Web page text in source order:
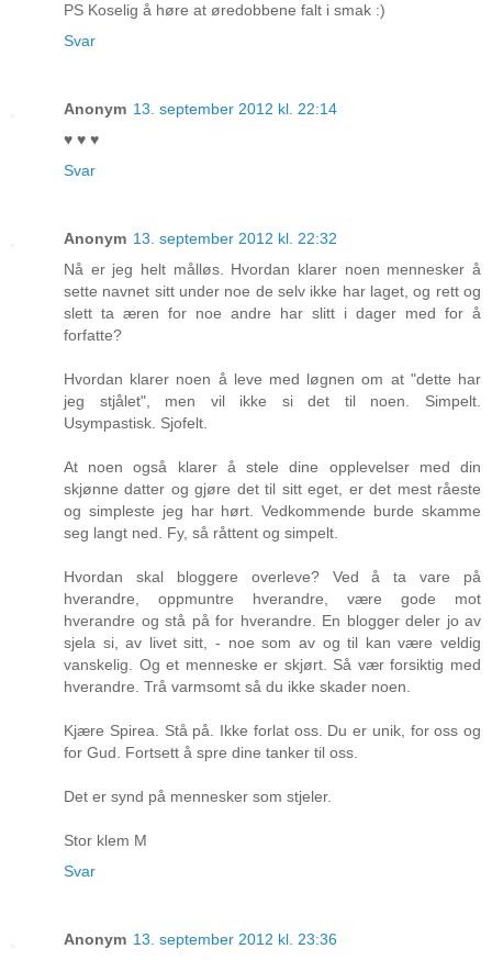
PS Koselig å høre at øredobbene falt i smak :)
Svar
Anonym 13. september 2012 kl. 22:14
♥ ♥ ♥
Svar
Anonym 13. september 2012 kl. 22:32
Nå er jeg helt målløs. Hvordan klarer noen mennesker å
sette navnet sitt under noe de selv ikke har laget, og rett og
slett ta æren for noe andre har slitt i dager med for å
forfatte?
Hvordan klarer noen å leve med løgnen om at "dette har
jeg stjålet", men vil ikke si det til noen. Simpelt.
Usympastisk. Sjofelt.
At noen også klarer å stele dine opplevelser med din
skjønne datter og gjøre det til sitt eget, er det mest råeste
og simpleste jeg har hørt. Vedkommende burde skamme
seg langt ned. Fy, så råttent og simpelt.
Hvordan skal bloggere overleve? Ved å ta vare på
hverandre, oppmuntre hverandre, være gode mot
hverandre og stå på for hverandre. En blogger deler jo av
sjela si, av livet sitt, - noe som av og til kan være veldig
vanskelig. Og et menneske er skjørt. Så vær forsiktig med
hverandre. Trå varmsomt så du ikke skader noen.
Kjære Spirea. Stå på. Ikke forlat oss. Du er unik, for oss og
for Gud. Fortsett å spre dine tanker til oss.
Det er synd på mennesker som stjeler.
Stor klem M
Svar
Anonym 13. september 2012 kl. 23:36